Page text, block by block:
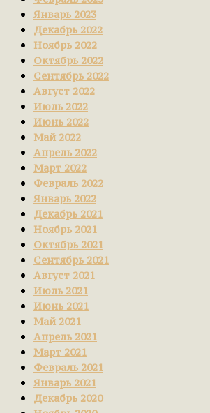
Январь 2023
Декабрь 2022
Ноябрь 2022
Октябрь 2022
Сентябрь 2022
Август 2022
Июль 2022
Июнь 2022
Май 2022
Апрель 2022
Март 2022
Февраль 2022
Январь 2022
Декабрь 2021
Ноябрь 2021
Октябрь 2021
Сентябрь 2021
Август 2021
Июль 2021
Июнь 2021
Май 2021
Апрель 2021
Март 2021
Февраль 2021
Январь 2021
Декабрь 2020